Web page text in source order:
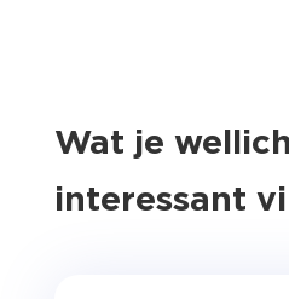
Wat je
interessant